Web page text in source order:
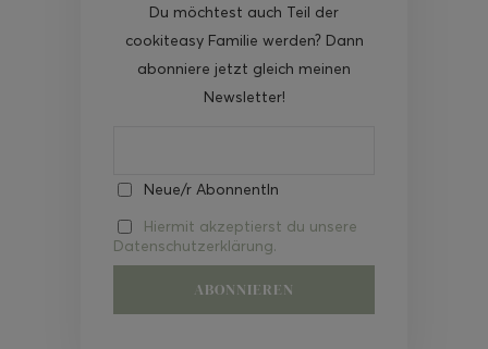
Du möchtest auch Teil der
cookiteasy Familie werden? Dann
abonniere jetzt gleich meinen
Newsletter!
Neue/r AbonnentIn
Hiermit akzeptierst du unsere
Datenschutzerklärung.